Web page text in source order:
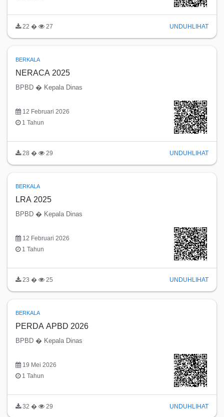
22 � 27 UNDUHLIHAT
BERKALA
NERACA 2025
BPBD � Kepala Dinas
12 Februari 2026
1 Tahun
28 � 29 UNDUHLIHAT
BERKALA
LRA 2025
BPBD � Kepala Dinas
12 Februari 2026
1 Tahun
23 � 25 UNDUHLIHAT
BERKALA
PERDA APBD 2026
BPBD � Kepala Dinas
19 Mei 2026
1 Tahun
32 � 29 UNDUHLIHAT